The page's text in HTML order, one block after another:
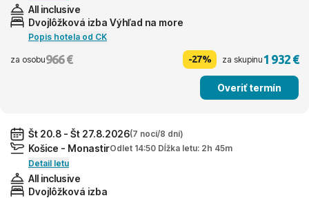
All inclusive
Dvojlôžková izba Výhľad na more
Popis hotela od CK
za osobu966 € -27% za skupinu1 932 €
Overiť termín
Št 20.8 - Št 27.8.2026(7 nocí/8 dní)
Košice - MonastirOdlet 14:50 Dĺžka letu: 2h 45m
Detail letu
All inclusive
Dvojlôžková izba